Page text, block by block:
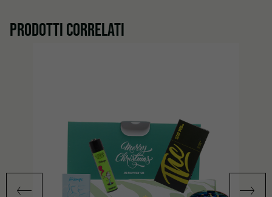
PRODOTTI CORRELATI